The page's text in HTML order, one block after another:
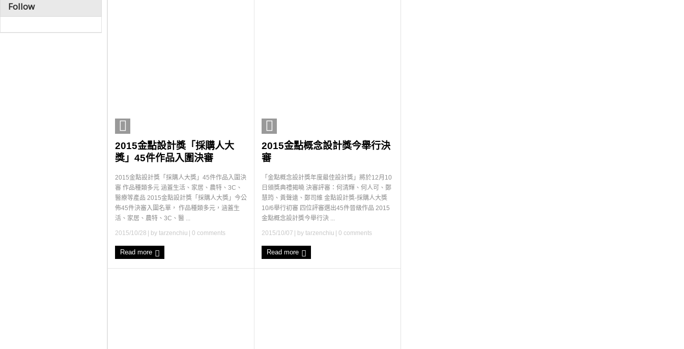
2015金點設計獎「採購人大
獎」45件作品入圍決審
2015金點設計獎「採購人大獎」45件作品入圍決
審 作品種類多元 涵蓋生活、家居、農特、3C、
醫療等產品 2015金點設計獎「採購人大獎」今公
佈45件決審入圍名單， 作品種類多元，涵蓋生
活、家居、農特、3C、醫 ...
2015/10/28 | by tarzenchiu 0 comments
Read more
2015金點概念設計獎今舉行決
審
「金點概念設計獎年度最佳設計獎」將於12月10
日頒獎典禮揭曉 決審評審：何清輝、何人可、鄭
慧筠、黃聲遠、鄭司維 金點設計獎-採購人大獎
10/6舉行初審 四位評審選出45件晉級作品 2015
金點概念設計獎今舉行決 ...
2015/10/07 | by tarzenchiu 0 comments
Read more
Follow